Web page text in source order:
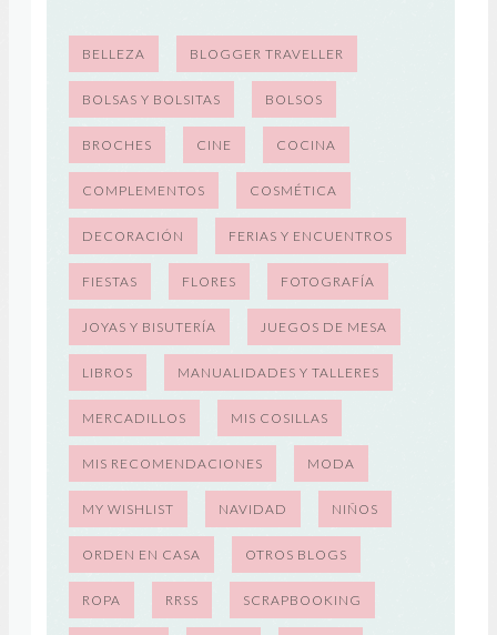
BELLEZA BLOGGER TRAVELLER
BOLSAS Y BOLSITAS BOLSOS
BROCHES CINE COCINA
COMPLEMENTOS COSMÉTICA
DECORACIÓN FERIAS Y ENCUENTROS
FIESTAS FLORES FOTOGRAFÍA
JOYAS Y BISUTERÍA JUEGOS DE MESA
LIBROS MANUALIDADES Y TALLERES
MERCADILLOS MIS COSILLAS
MIS RECOMENDACIONES MODA
MY WISHLIST NAVIDAD NIÑOS
ORDEN EN CASA OTROS BLOGS
ROPA RRSS SCRAPBOOKING